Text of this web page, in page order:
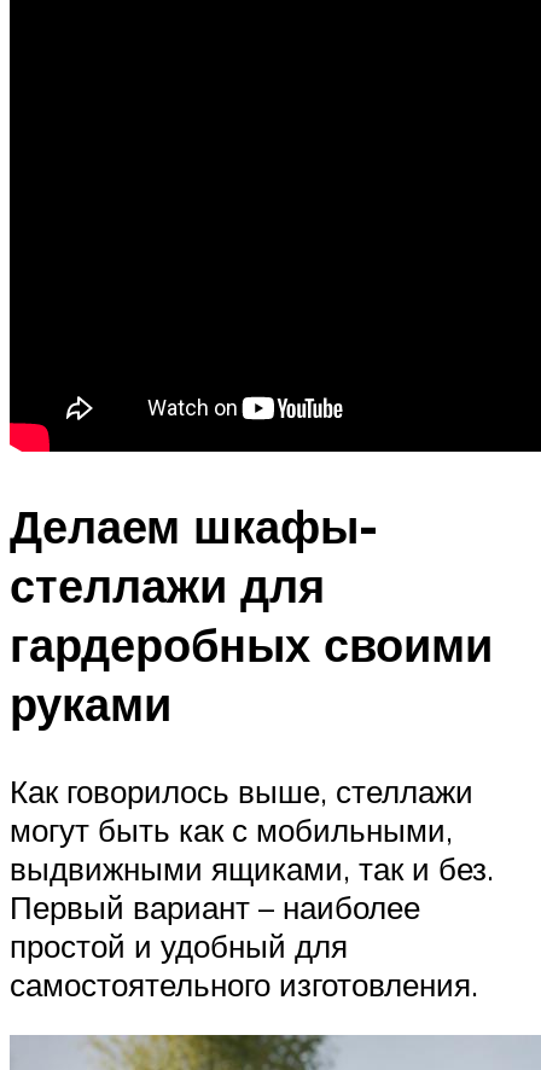
Делаем шкафы-
стеллажи для
гардеробных своими
руками
Как говорилось выше, стеллажи
могут быть как с мобильными,
выдвижными ящиками, так и без.
Первый вариант – наиболее
простой и удобный для
самостоятельного изготовления.